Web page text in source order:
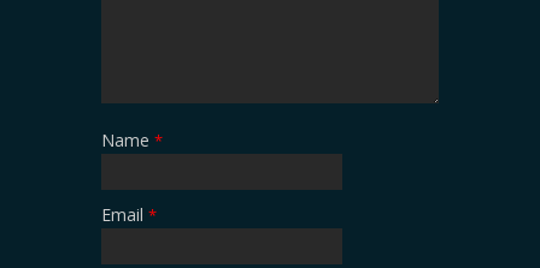
Name *
Email *